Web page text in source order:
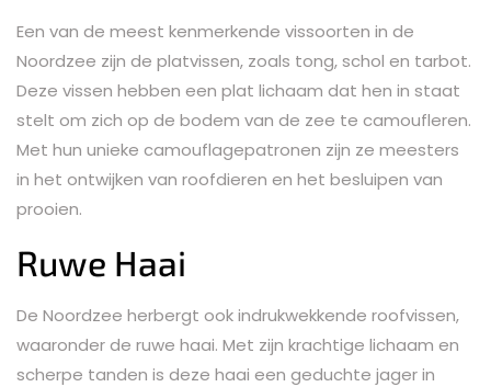
Een van de meest kenmerkende vissoorten in de
Noordzee zijn de platvissen, zoals tong, schol en tarbot.
Deze vissen hebben een plat lichaam dat hen in staat
stelt om zich op de bodem van de zee te camoufleren.
Met hun unieke camouflagepatronen zijn ze meesters
in het ontwijken van roofdieren en het besluipen van
prooien.
Ruwe Haai
De Noordzee herbergt ook indrukwekkende roofvissen,
waaronder de ruwe haai. Met zijn krachtige lichaam en
scherpe tanden is deze haai een geduchte jager in